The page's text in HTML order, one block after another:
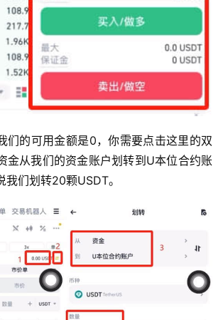
们的可用金额是0，你需要点击这里的双
金从我们的资金账户划转到U本位合约账
我们划转20颗USDT。